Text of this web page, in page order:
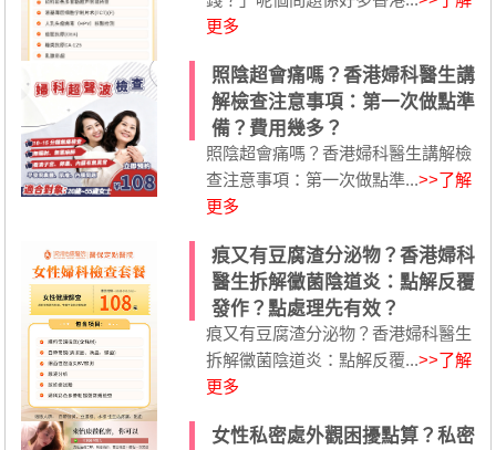
更多
照陰超會痛嗎？香港婦科醫生講
解檢查注意事項：第一次做點準
備？費用幾多？
照陰超會痛嗎？香港婦科醫生講解檢
查注意事項：第一次做點準...>>了解
更多
痕又有豆腐渣分泌物？香港婦科
醫生拆解黴菌陰道炎：點解反覆
發作？點處理先有效？
痕又有豆腐渣分泌物？香港婦科醫生
拆解黴菌陰道炎：點解反覆...>>了解
更多
女性私密處外觀困擾點算？私密